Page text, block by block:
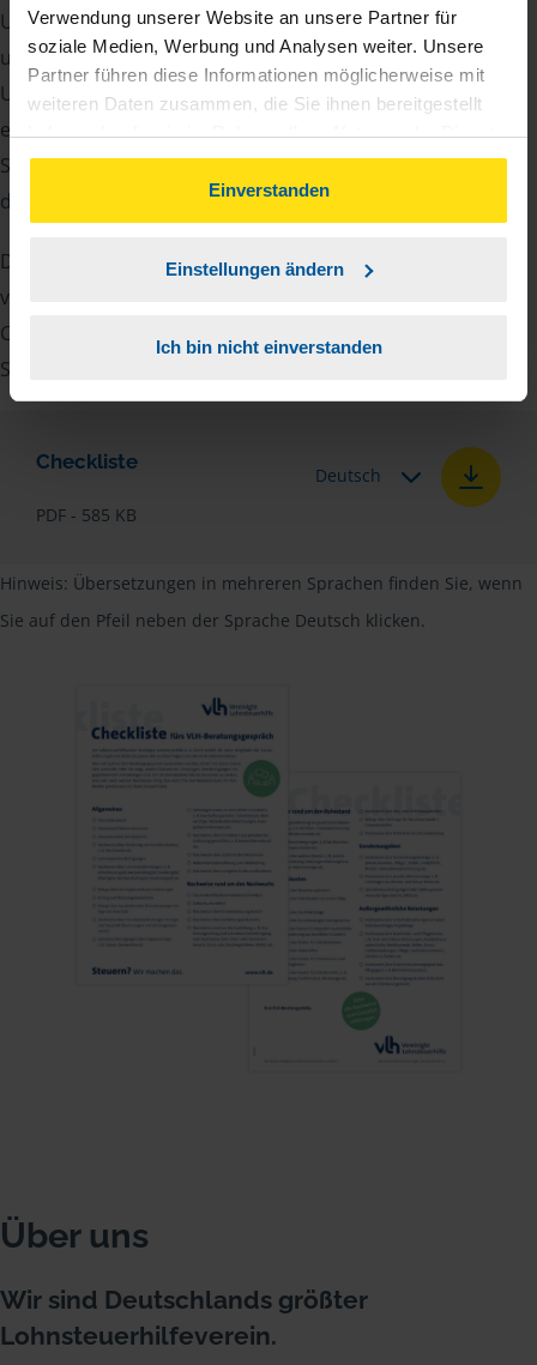
Verwendung unserer Website an unsere Partner für
soziale Medien, Werbung und Analysen weiter. Unsere
Partner führen diese Informationen möglicherweise mit
weiteren Daten zusammen, die Sie ihnen bereitgestellt
haben oder die sie im Rahmen Ihrer Nutzung der Dienste
gesammelt haben. Indem Sie auf Einverstanden klicken,
können Sie der Verwendung von Cookies, gemäß
unserer➔ Datenschutzrichtliniezustimmen.
Einverstanden
Einstellungen ändern
Ich bin nicht einverstanden
Um Ihre Steuererklärung erstellen zu können, benötigen
unsere Beraterinnen und Berater eine Reihe von
Unterlagen von Ihnen. Dazu gehört beispielsweise die
elektronische Lohnsteuerbescheinigung, Ihre
Steueridentifikationsnummer, der Rentenbescheid oder
die Bescheinigung über das Kindergeld.
Damit Sie sich gut vorbereiten können und keinen der
vielen Nachweise vergessen, stellen wir Ihnen hier eine
Checkliste für Arbeitnehmer, Beamte, Auszubildende und
Studenten sowie Rentner zur Verfügung.
Checkliste
PDF - 585 KB
Deutsch
Hinweis: Übersetzungen in mehreren Sprachen finden Sie, wenn
Sie auf den Pfeil neben der Sprache Deutsch klicken.
Über uns
Wir sind Deutschlands größter
Lohnsteuerhilfeverein.